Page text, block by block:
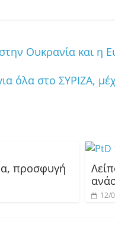
Ουκρανία και η
όλα στο ΣΥΡΙΖΑ,
προσφυγή
12/